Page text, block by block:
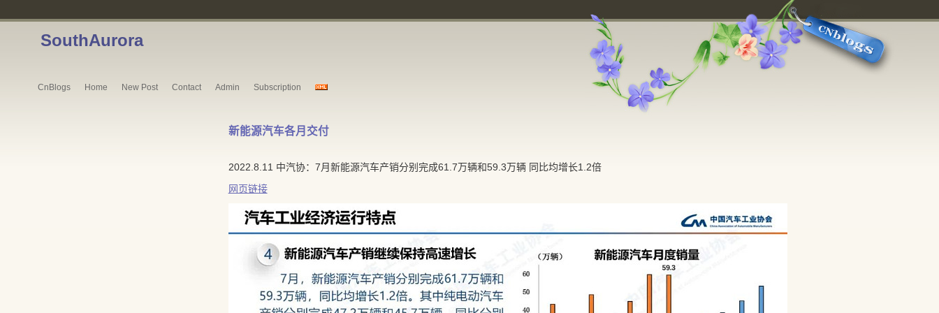
SouthAurora
CnBlogs Home New Post Contact Admin Subscription
新能源汽车各月交付
2022.8.11 中汽协：7月新能源汽车产销分别完成61.7万辆和59.3万辆 同比均增长1.2倍
网页链接